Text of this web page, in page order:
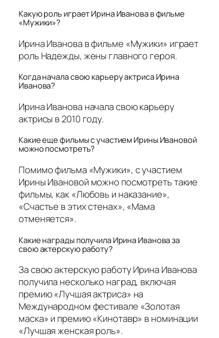
Какую роль играет Ирина Иванова в фильме
«Мужики»?
Ирина Иванова в фильме «Мужики» играет
роль Надежды, жены главного героя.
Когда начала свою карьеру актриса Ирина
Иванова?
Ирина Иванова начала свою карьеру
актрисы в 2010 году.
Какие еще фильмы с участием Ирины Ивановой
можно посмотреть?
Помимо фильма «Мужики», с участием
Ирины Ивановой можно посмотреть такие
фильмы, как «Любовь и наказание»,
«Счастье в этих стенах», «Мама
отменяется».
Какие награды получила Ирина Иванова за
свою актерскую работу?
За свою актерскую работу Ирина Иванова
получила несколько наград, включая
премию «Лучшая актриса» на
Международном фестивале «Золотая
маска» и премию «Кинотавр» в номинации
«Лучшая женская роль».